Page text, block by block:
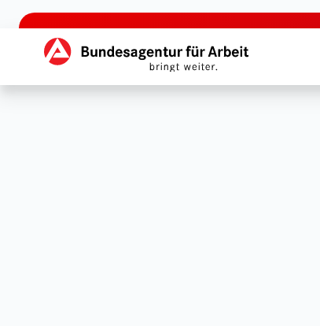
zu den Hauptinhalten springen
Hauptnavigation